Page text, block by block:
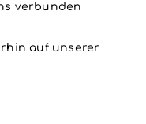
verbunden
auf unserer